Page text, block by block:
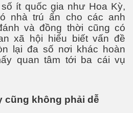
ít quốc gia như Hoa Kỳ,
nhà trú ẩn cho các anh
và đồng thời cũng có
xã hội hiểu biết vấn đề
lại đa số nơi khác hoàn
quan tâm tới ba cái vụ
cũng không phải dễ